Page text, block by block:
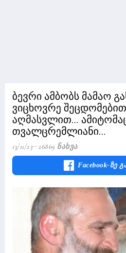
ბევრი ამბობს მამაო
ვიცხოვრე
აღმასვლით...
თვალცრემლიანი...
13/11/23 26869 Ნახვა
Facebook-Ზე